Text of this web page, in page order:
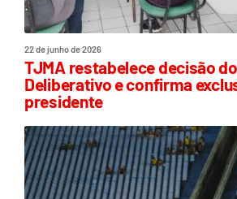
22 de junho de 2026
TJMA restabelece decisão
Deliberativo e confirma
presidente